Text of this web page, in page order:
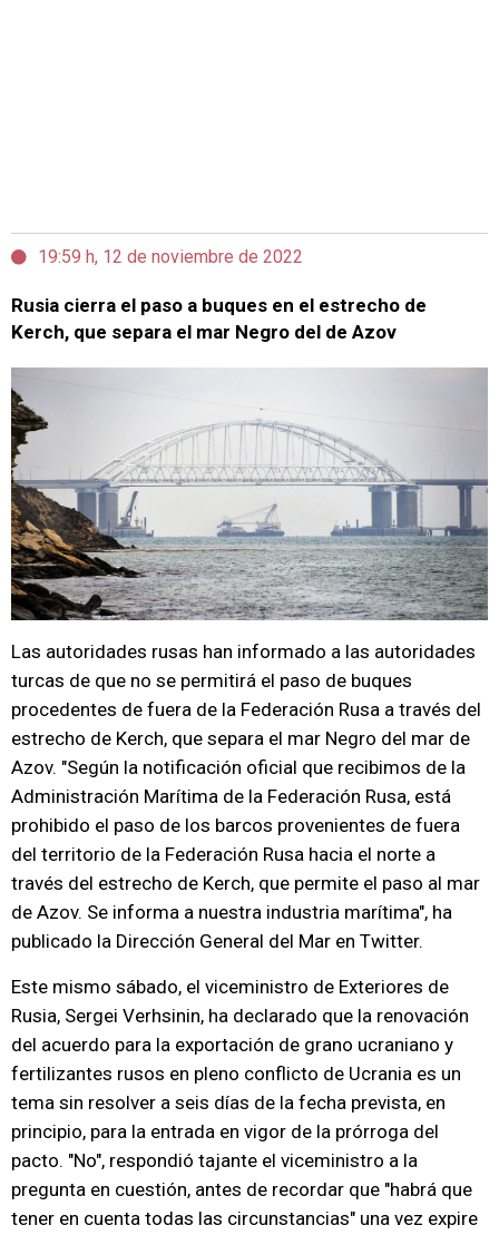
19:59 h, 12 de noviembre de 2022
Rusia cierra el paso a buques en el estrecho de
Kerch, que separa el mar Negro del de Azov
Las autoridades rusas han informado a las autoridades
turcas de que no se permitirá el paso de buques
procedentes de fuera de la Federación Rusa a través del
estrecho de Kerch, que separa el mar Negro del mar de
Azov. "Según la notificación oficial que recibimos de la
Administración Marítima de la Federación Rusa, está
prohibido el paso de los barcos provenientes de fuera
del territorio de la Federación Rusa hacia el norte a
través del estrecho de Kerch, que permite el paso al mar
de Azov. Se informa a nuestra industria marítima", ha
publicado la Dirección General del Mar en Twitter.
Este mismo sábado, el viceministro de Exteriores de
Rusia, Sergei Verhsinin, ha declarado que la renovación
del acuerdo para la exportación de grano ucraniano y
fertilizantes rusos en pleno conflicto de Ucrania es un
tema sin resolver a seis días de la fecha prevista, en
principio, para la entrada en vigor de la prórroga del
pacto. "No", respondió tajante el viceministro a la
pregunta en cuestión, antes de recordar que "habrá que
tener en cuenta todas las circunstancias" una vez expire